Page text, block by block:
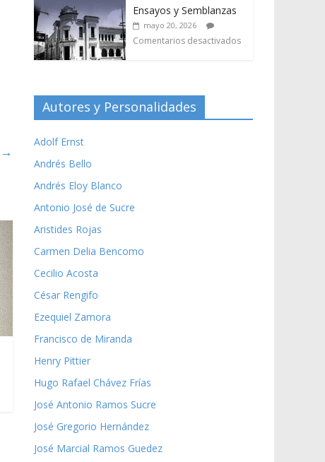
→
Ensayos y Semblanzas
mayo 20, 2026
Comentarios desactivados
Autores y Personalidades
Adolf Ernst
Andrés Bello
Andrés Eloy Blanco
Antonio José de Sucre
Aristides Rojas
Carmen Delia Bencomo
Cecilio Acosta
César Rengifo
Ezequiel Zamora
Francisco de Miranda
Henry Pittier
Hugo Rafael Chávez Frías
José Antonio Ramos Sucre
José Gregorio Hernández
José Marcial Ramos Guedez